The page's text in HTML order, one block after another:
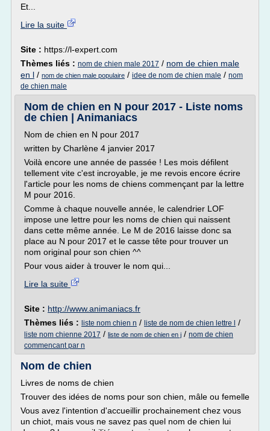
Et...
Lire la suite
Site : https://l-expert.com
Thèmes liés : nom de chien male 2017 / nom de chien male
en l / nom de chien male populaire / idee de nom de chien male / nom
de chien male
Nom de chien en N pour 2017 - Liste noms
de chien | Animaniacs
Nom de chien en N pour 2017
written by Charlène 4 janvier 2017
Voilà encore une année de passée ! Les mois défilent
tellement vite c'est incroyable, je me revois encore écrire
l'article pour les noms de chiens commençant par la lettre
M pour 2016.
Comme à chaque nouvelle année, le calendrier LOF
impose une lettre pour les noms de chien qui naissent
dans cette même année. Le M de 2016 laisse donc sa
place au N pour 2017 et le casse tête pour trouver un
nom original pour son chien ^^
Pour vous aider à trouver le nom qui...
Lire la suite
Site : http://www.animaniacs.fr
Thèmes liés : liste nom chien n / liste de nom de chien lettre l /
liste nom chienne 2017 / liste de nom de chien en j / nom de chien
commencant par n
Nom de chien
Livres de noms de chien
Trouver des idées de noms pour son chien, mâle ou femelle
Vous avez l'intention d'accueillir prochainement chez vous
un chiot, mais vous ne savez pas quel nom de chien lui